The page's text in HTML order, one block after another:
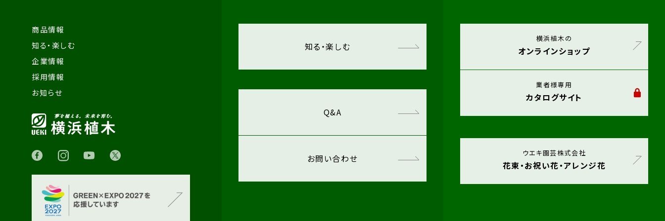
知る・楽しむ
Q&A
お問い合わせ
横浜植木の
オンラインショップ
業者様専用
カタログサイト
ウエキ園芸株式会社
花束・お祝い花・アレンジ花
商品情報
知る・楽しむ
企業情報
採用情報
お知らせ